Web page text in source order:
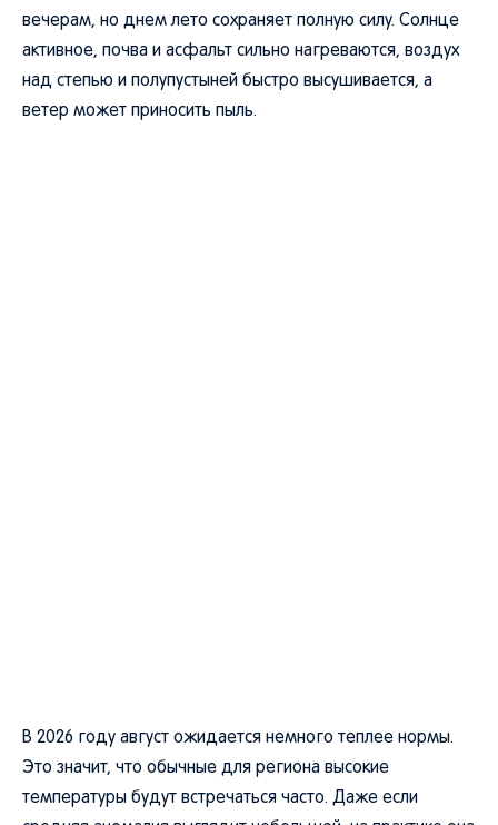
вечерам, но днем лето сохраняет полную силу. Солнце
активное, почва и асфальт сильно нагреваются, воздух
над степью и полупустыней быстро высушивается, а
ветер может приносить пыль.
В 2026 году август ожидается немного теплее нормы.
Это значит, что обычные для региона высокие
температуры будут встречаться часто. Даже если